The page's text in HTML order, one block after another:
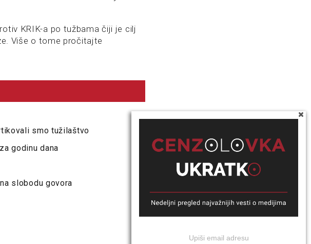
KRIK-a po tužbama čiji je cilj
Više o tome pročitajte
smo tužilaštvo
godinu dana
slobodu govora